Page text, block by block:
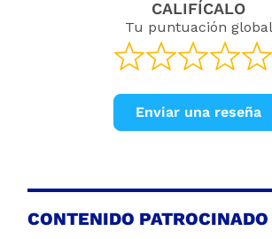
CALIFÍCALO
Tu puntuación global
Enviar una reseña
CONTENIDO PATROCINADO